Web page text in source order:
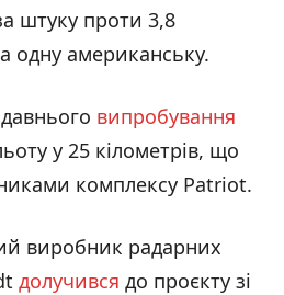
штуку проти 3,8
одну американську.
випробування
у 25 кілометрів, що
комплексу Patriot.
виробник радарних
долучився до проєкту зі